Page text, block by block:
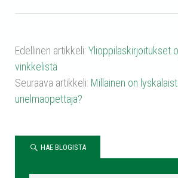
pp
nk
Edellinen artikkeli: Ylioppilaskirjoitukset
vinkkelistä
Seuraava artikkeli: Millainen on
unelmaopettaja?
HAE BLOGISTA